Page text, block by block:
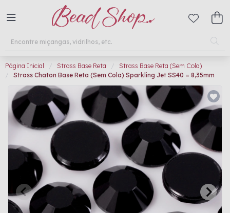
Página Inicial Strass Base Reta
Strass Base Reta (Sem Cola)
Strass Chaton Base Reta (Sem Cola) Sparkling Jet SS40 = 8,35mm